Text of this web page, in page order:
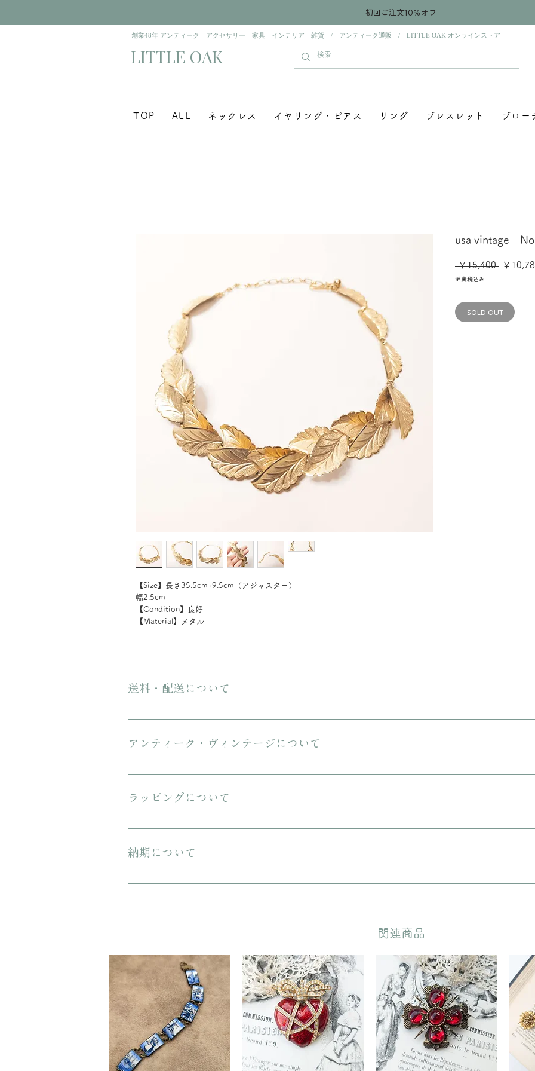
初回ご注文10％オフ
​創業48年 アンティーク アクセサリー 家具 インテリア 雑貨 / アンティーク通販 / LITTLE OAK オンラインストア
​LITTLE OAK
TOP ALL ネックレス イヤリング・ピアス リング ブレスレット ブロー
【Size】長さ35.5cm+9.5cm（アジャスター）
幅2.5cm
【Condition】良好
【Material】メタル
usa vintage
￥15,400 通￥
消費税込み
SOLD OUT
送料・配送について
ご購入金額が8000円以上の場合、配送料は無料です。 ご購入金額が8000円以下の場合、配送料は330円で
アンティーク・ヴィンテージについて
傷や汚れについて可能な限り記載をしておりますが、状態の良いお品でも経年による小さな傷汚れがある場
ラッピングについて
プレゼント用にご購入される場合、箱に入れてリボンをおかけいたします。 備考欄に”無料ギフトラッピン
納期について
ご注文から配送までに1-3営業日ほどいただきます。
​関連商品